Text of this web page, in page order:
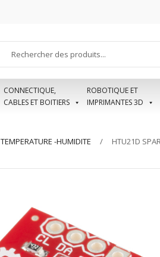
CONNECTIQUE,
CABLES ET BOITIERS
ROBOTIQUE ET
IMPRIMANTES 3D
TEMPERATURE -HUMIDITE HTU21D